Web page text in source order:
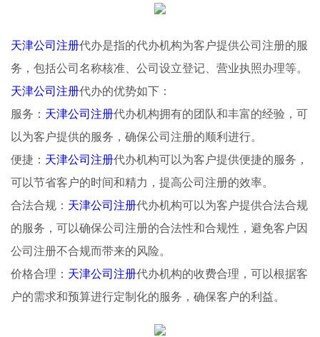
天津公司注册代办是指的代办机构为客户提供公司注册的服
务，包括公司名称核准、公司设立登记、营业执照办理等。
天津公司注册代办的优势如下：
服务： 天津公司注册代办机构拥有的团队和丰富的经验，可
以为客户提供的服务，确保公司注册的顺利进行。
便捷： 天津公司注册代办机构可以为客户提供便捷的服务，
可以节省客户的时间和精力，提高公司注册的效率。
合法合规： 天津公司注册代办机构可以为客户提供合法合规
的服务，可以确保公司注册的合法性和合规性，避免客户因
公司注册不合规而带来的风险。
价格合理： 天津公司注册代办机构的收费合理，可以根据客
户的需求和预算进行定制化的服务，确保客户的利益。